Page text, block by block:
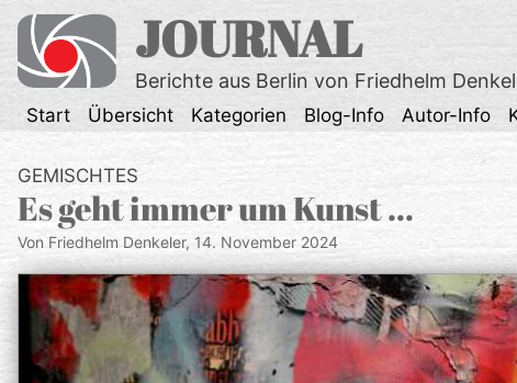
JOURNAL
Berichte aus Berlin von Friedhelm
Start Übersicht Kategorien Blog-Info Autor-Info
GEMISCHTES
Es geht immer um Kunst …
Von Friedhelm Denkeler, 14. November 2024